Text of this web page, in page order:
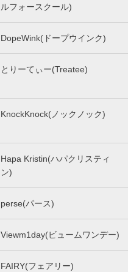
ルフォースクール)
DopeWink(ドープウインク)
とりーてぃー(Treatee)
KnockKnock(ノックノック)
Hapa Kristin(ハパクリスティ
ン)
perse(パース)
Viewm1day(ビュームワンデー)
FAIRY(フェアリー)